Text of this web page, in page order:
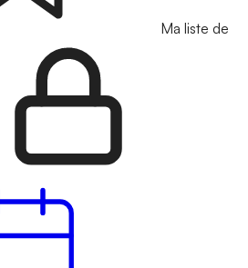
Ma liste de